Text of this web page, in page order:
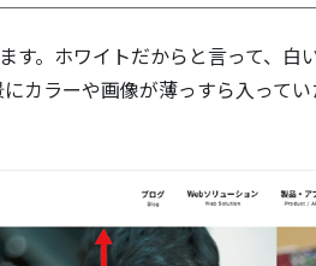
す。ホワイトだからと言って、
カラーや画像が薄っすら入って